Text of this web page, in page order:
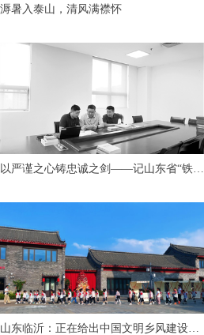
溽暑入泰山，清风满襟怀
以严谨之心铸忠诚之剑——记山东省“铁纪
山东临沂：正在给出中国文明乡风建设